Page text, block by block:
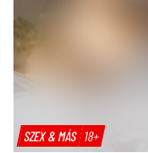
SZEX & MÁS 18+